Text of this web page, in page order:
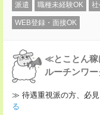
派遣 職種未経験OK
WEB登録・面接OK
≪とことん稼
ルーチンワ
≫ 待遇重視派の方、必
る